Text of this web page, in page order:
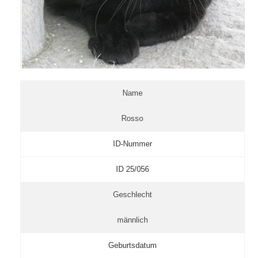
Name
Rosso
ID-Nummer
ID 25/056
Geschlecht
männlich
Geburtsdatum